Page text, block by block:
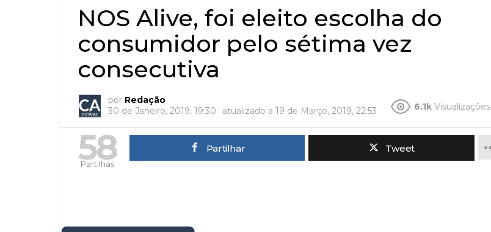
NOS Alive, foi eleito escolha do
consumidor pelo sétima vez
consecutiva
por Redação
30 de Janeiro, 2019, 19:30
atualizado a 19 de Março, 2019, 22:53 6.1k Visualizações
58
Partilhas
Partilhar Tweet